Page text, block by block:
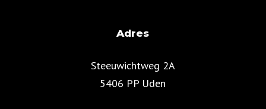
Adres
Steeuwichtweg 2A
5406 PP Uden